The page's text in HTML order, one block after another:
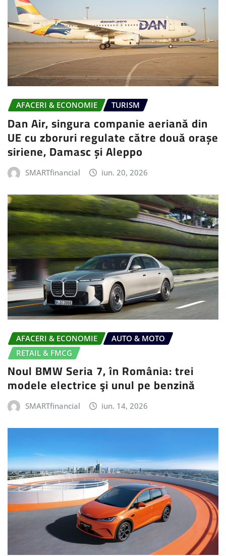
AFACERI & ECONOMIE TURISM
Dan Air, singura companie aeriană din
UE cu zboruri regulate către două orașe
siriene, Damasc și Aleppo
SMARTfinancial iun. 20, 2026
AFACERI & ECONOMIE
AUTO & MOTO
RETAIL & FMCG
Noul BMW Seria 7, în România: trei
modele electrice şi unul pe benzină
SMARTfinancial iun. 14, 2026